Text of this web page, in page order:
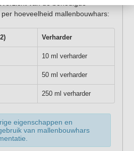
hoeveelheid mallenbouwhars:
Verharder
10 ml verharder
50 ml verharder
250 ml verharder
eigenschappen en
van mallenbouwhars